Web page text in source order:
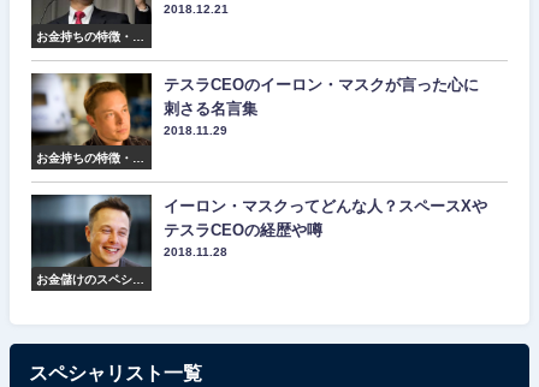
お金持ちの特徴・マ
2018.12.21
お金持ちの特徴・マ
テスラCEOのイーロン・マスクが言った心に
刺さる名言集
2018.11.29
お金儲けのスペシャ
イーロン・マスクってどんな人？スペースXや
テスラCEOの経歴や噂
2018.11.28
スペシャリスト一覧